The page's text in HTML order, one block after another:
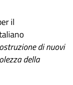
il
di nuovi
della